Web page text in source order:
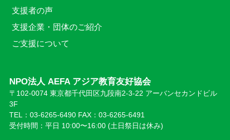
支援者の声
支援企業・団体のご紹介
ご支援について
NPO法人 AEFA アジア教育友好協会
〒102-0074 東京都千代田区九段南2-3-22 アーバンセカンドビル
3F
TEL：03-6265-6490 FAX：03-6265-6491
受付時間：平日 10:00〜16:00 (⼟日祭日は休み)